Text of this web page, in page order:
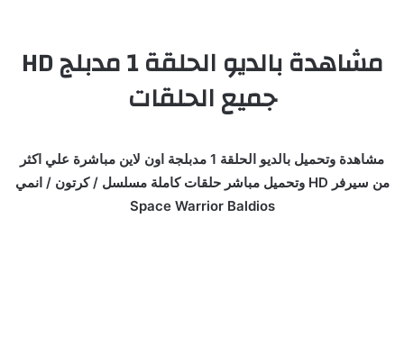
مشاهدة بالديو الحلقة 1 مدبلج HD
جميع الحلقات
مشاهدة وتحميل بالديو الحلقة 1 مدبلجة اون لاين مباشرة علي اكثر
من سيرفر HD وتحميل مباشر حلقات كاملة مسلسل / كرتون / انمي
Space Warrior Baldios